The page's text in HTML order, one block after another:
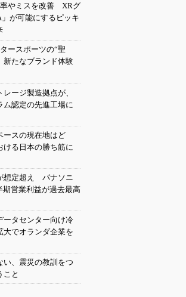
やミスを改善 XRグ
が可能にするピッキ
ースポーツの“聖
新たなブランド体験
ージ製造拠点が、
ム認定の先進工場に
ースの現在地はど
る日本の勝ち筋に
想定超え パナソニ
期営業利益が過去最高
ータセンター向け冷
大でオランダ企業を
い、震災の教訓をつ
こと